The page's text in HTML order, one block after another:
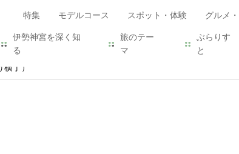
特集 モデルコース スポット・体験 グルメ
伊勢神宮を深く知
る
旅のテー
マ
ぶらりす
と
丁）